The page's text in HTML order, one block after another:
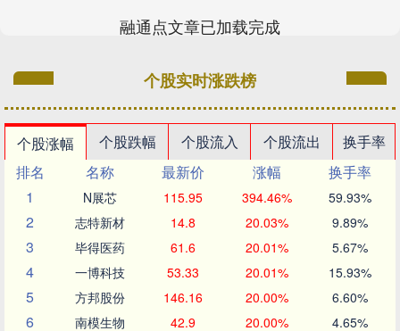
融通点文章已加载完成
个股实时涨跌榜
个股涨幅 个股跌幅 个股流入 个股流出
换手率
排名
名称 最新价 涨幅
换手率
1
N展芯 115.95 394.46% 59.93%
2 志特新材 14.8 20.03% 9.89%
3 毕得医药 61.6 20.01% 5.67%
4 一博科技 53.33 20.01% 15.93%
5 方邦股份 146.16 20.00% 6.60%
6 南模生物 42.9 20.00% 4.65%